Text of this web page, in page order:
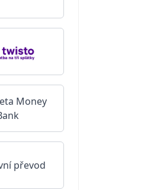
převod